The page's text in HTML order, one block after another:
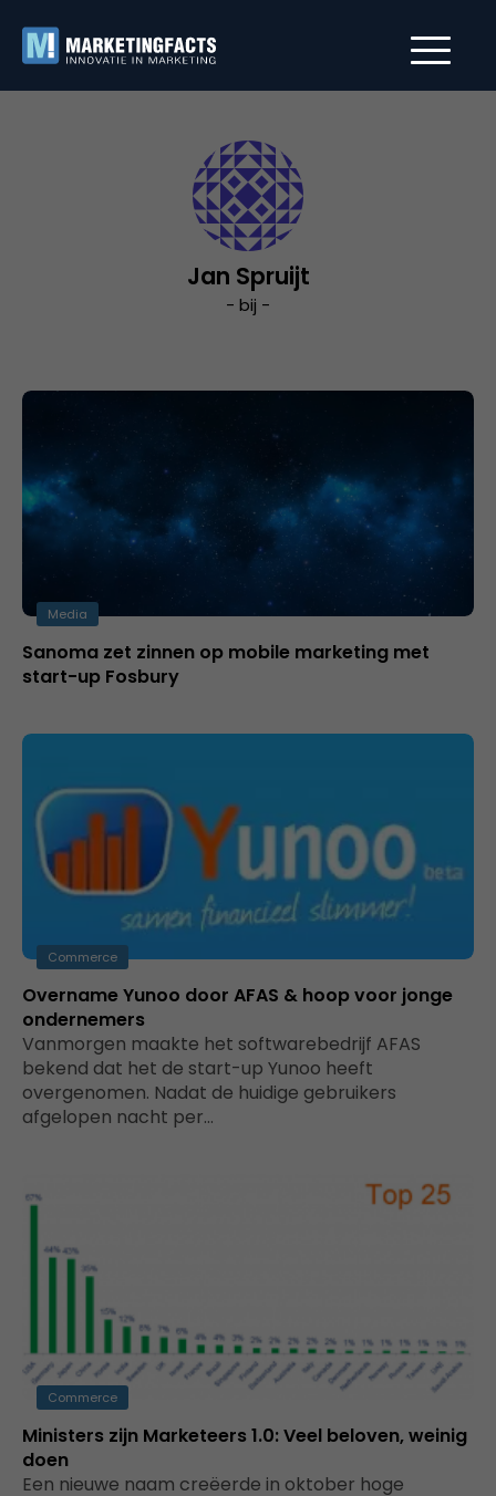
Jan Spruijt
- bij -
Media
Sanoma zet zinnen op mobile marketing met
start-up Fosbury
Commerce
Overname Yunoo door AFAS & hoop voor jonge
ondernemers
Vanmorgen maakte het softwarebedrijf AFAS
bekend dat het de start-up Yunoo heeft
overgenomen. Nadat de huidige gebruikers
afgelopen nacht per…
Commerce
Ministers zijn Marketeers 1.0: Veel beloven, weinig
doen
Een nieuwe naam creëerde in oktober hoge